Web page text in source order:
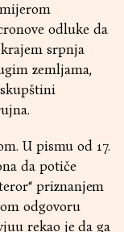
odluke da
srpnja
zemljama,
U pismu od 17.
da potiče
priznanjem
odgovoru
rekao je da ga